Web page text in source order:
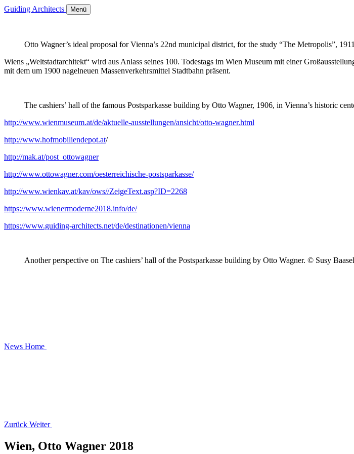
Guiding Architects Menü
Otto Wagner’s ideal proposal for Vienna’s 22nd municipal district, for the study “The Metropolis”,
Wiens „Weltstadtarchitekt“ wird aus Anlass seines 100. Todestags im Wien Museum mit einer
mit dem um 1900 nagelneuen Massenverkehrsmittel Stadtbahn präsent.
The cashiers’ hall of the famous Postsparkasse building by Otto Wagner, 1906, in Vienna’s historic
http://www.wienmuseum.at/de/aktuelle-ausstellungen/ansicht/otto-wagner.html
http://www.hofmobiliendepot.at/
http://mak.at/post_ottowagner
http://www.ottowagner.com/oesterreichische-postsparkasse/
http://www.wienkav.at/kav/ows//ZeigeText.asp?ID=2268
https://www.wienermoderne2018.info/de/
https://www.guiding-architects.net/de/destinationen/vienna
Another perspective on The cashiers’ hall of the Postsparkasse building by Otto Wagner. © Susy Baasel
News Home
Zurück Weiter
Wien, Otto Wagner 2018